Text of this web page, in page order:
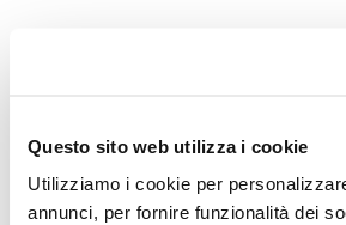
Questo sito web utilizza i cookie
Utilizziamo i cookie per
annunci, per fornire funzionalità dei